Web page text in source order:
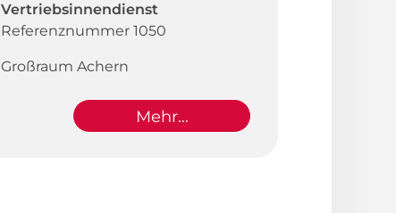
Vertriebsinnendienst
Referenznummer 1050
Großraum Achern
Mehr...